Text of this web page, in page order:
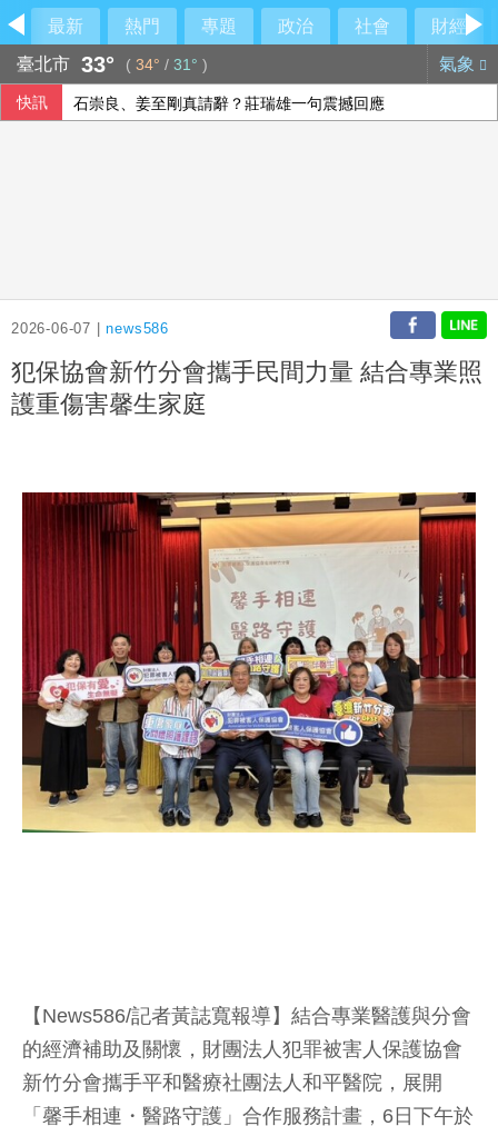
最新 熱門 專題 政治 社會
財經
臺北市 33° ( 34° / 31° ) 氣象
快訊 石崇良、姜至剛真請辭？莊瑞雄一句震撼回應
2026-06-07 |news586
犯保協會新竹分會攜手民間力量 結合專業照
護重傷害馨生家庭
【News586/記者黃誌寬報導】結合專業醫護與分會
的經濟補助及關懷，財團法人犯罪被害人保護協會
新竹分會攜手平和醫療社團法人和平醫院，展開
「馨手相連・醫路守護」合作服務計畫，6日下午於